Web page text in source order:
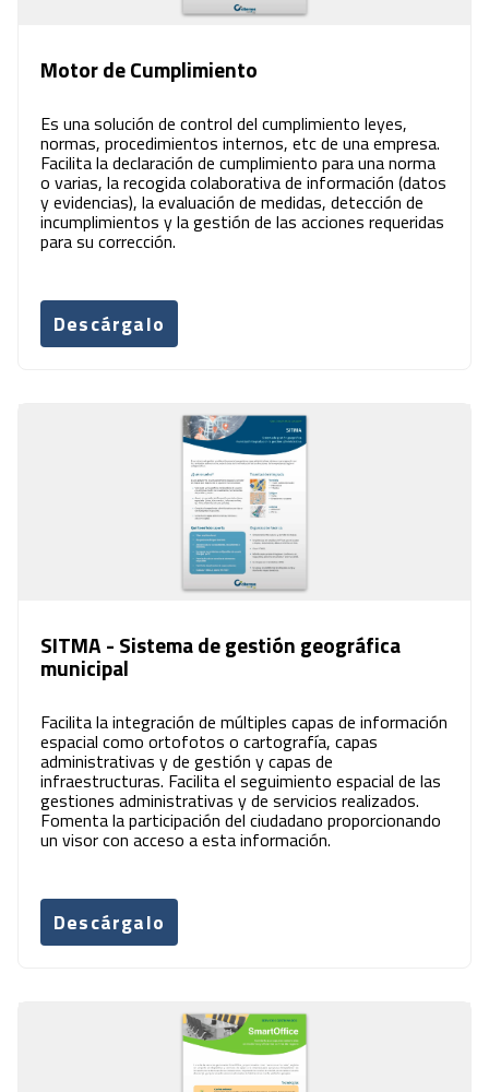
Motor de Cumplimiento
Es una solución de control del cumplimiento leyes,
normas, procedimientos internos, etc de una empresa.
Facilita la declaración de cumplimiento para una norma
o varias, la recogida colaborativa de información (datos
y evidencias), la evaluación de medidas, detección de
incumplimientos y la gestión de las acciones requeridas
para su corrección.
Descárgalo
SITMA - Sistema de gestión geográfica
municipal
Facilita la integración de múltiples capas de información
espacial como ortofotos o cartografía, capas
administrativas y de gestión y capas de
infraestructuras. Facilita el seguimiento espacial de las
gestiones administrativas y de servicios realizados.
Fomenta la participación del ciudadano proporcionando
un visor con acceso a esta información.
Descárgalo